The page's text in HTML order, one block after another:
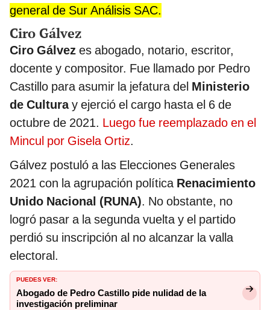
general de Sur Análisis SAC.
Ciro Gálvez
Ciro Gálvez es abogado, notario, escritor,
docente y compositor. Fue llamado por Pedro
Castillo para asumir la jefatura del Ministerio
de Culturay ejerció el cargo hasta el 6 de
octubre de 2021. Luego fue reemplazado en el
Mincul por Gisela Ortiz.
Gálvez postuló a las Elecciones Generales
2021 con la agrupación política Renacimiento
Unido Nacional (RUNA). No obstante, no
logró pasar a la segunda vuelta y el partido
perdió su inscripción al no alcanzar la valla
electoral.
PUEDES VER:
Abogado de Pedro Castillo pide nulidad de la
investigación preliminar